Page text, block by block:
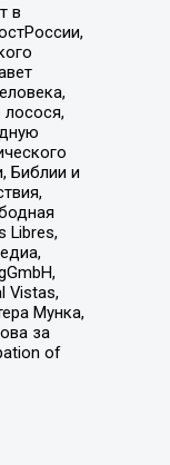
в
Библии и
Libres,
Vistas,
Мунка,
за
of